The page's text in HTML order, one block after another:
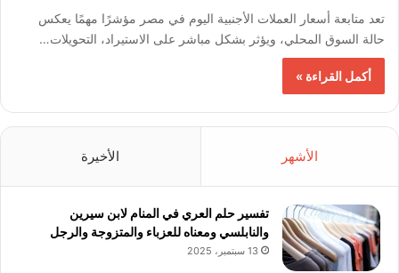
تعد متابعة أسعار العملات الأجنبية اليوم في مصر مؤشرًا مهمًا يعكس
حالة السوق المحلي، ويؤثر بشكل مباشر على الاستيراد، التحويلات…
أكمل القراءة »
الأشهر الأخيرة
تفسير حلم العري في المنام لابن سيرين
والنابلسي ومعناه للعزباء والمتزوجة والرجل
13 سبتمبر، 2025